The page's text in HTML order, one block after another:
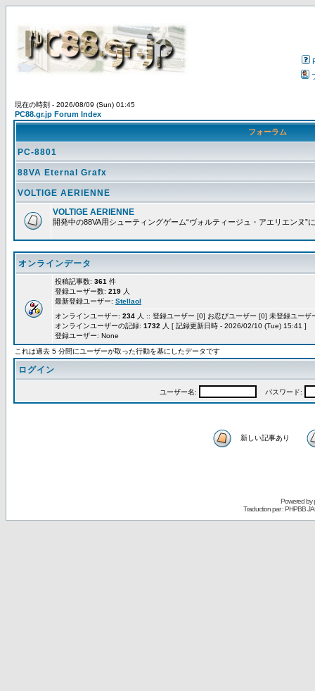
現在の時刻 - 2026/08/09 (Sun) 01:45
PC88.gr.jp Forum Index
フォーラム
PC-8801
88VA Eternal Grafx
VOLTIGE AERIENNE
VOLTIGE AERIENNE
開発中の88VA用シューティングゲーム“ヴォルティージュ・アエリエンヌ”
オンラインデータ
投稿記事数: 361 件
登録ユーザー数: 219 人
最新登録ユーザー: Stellaol
オンラインユーザー: 234 人 :: 登録ユーザー [0] お忍びユーザー [0] 未登録ユー
オンラインユーザーの記録: 1732 人 [ 記録更新日時 - 2026/02/10 (Tue) 15:41 ]
登録ユーザー: None
これは過去 5 分間にユーザーが取った行動を基にしたデータです
ログイン
ユーザー名: パスワード:
新しい記事あり
Powered by
Traduction par : PHPBB